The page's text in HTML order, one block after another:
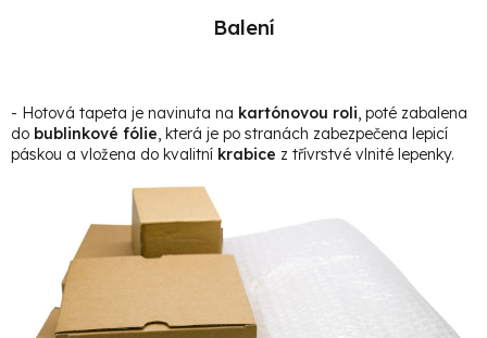
Balení
- Hotová tapeta je navinuta na kartónovou roli, poté zabalena
do bublinkové fólie, která je po stranách zabezpečena lepicí
páskou a vložena do kvalitní krabice z třívrstvé vlnité lepenky.